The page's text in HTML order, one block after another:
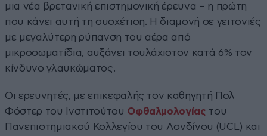
μια νέα βρετανική επιστημονική έρευνα – η πρώτη
που κάνει αυτή τη συσχέτιση. Η διαμονή σε γειτονιές
με μεγαλύτερη ρύπανση του αέρα από
μικροσωματίδια, αυξάνει τουλάχιστον κατά 6% τον
κίνδυνο γλαυκώματος.
Οι ερευνητές, με επικεφαλής τον καθηγητή Πολ
Φόστερ του Ινστιτούτου Οφθαλμολογίας του
Πανεπιστημιακού Κολλεγίου του Λονδίνου (UCL) και